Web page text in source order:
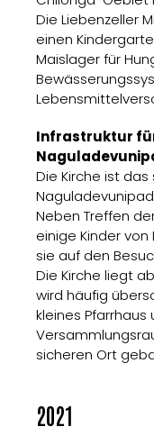
Die Liebenzeller
einen
Maislager für
Infrastruktur
Die Kirche ist
Neben Treffen
einige Kinder
sie auf den
Die Kirche liegt
wird häufig
kleines Pfarrhaus
sicheren Ort
2021